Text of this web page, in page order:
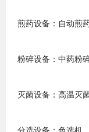
煎药设备：自动煎
粉碎设备：中药粉
灭菌设备：高温灭